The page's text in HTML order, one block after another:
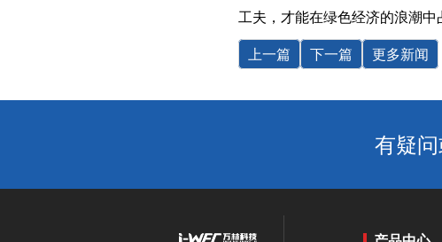
工夫，才能在绿色经济的浪潮中
上一篇 下一篇 更多新闻
有疑